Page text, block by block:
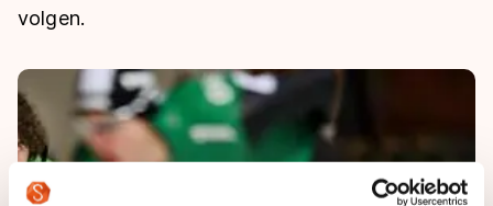
Shorttrack
Kunstschaatsen
Schoonrijden
Natuurijs
Langebaan
Marathon
Inlineskaten
Tijden & historie
Ranglijsten Langebaan
Persoonlijke records & tijden
Historie & statistiek
De weg op
Inschrijven wedstrijden
Algemene Nederlandse Schaatstijd
Schaatsfans
volgen.